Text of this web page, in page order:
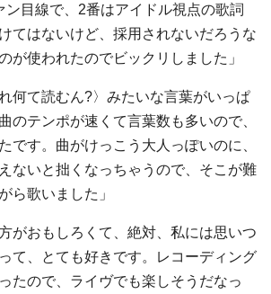
ン目線で、2番はアイドル視点の歌詞
てはないけど、採用されないだろうな
が使われたのでビックリしました」
何て読むん?〉みたいな言葉がいっぱ
のテンポが速くて言葉数も多いので、
です。曲がけっこう大人っぽいのに、
ないと拙くなっちゃうので、そこが難
ら歌いました」
方がおもしろくて、絶対、私には思いつ
て、とても好きです。レコーディング
たので、ライヴでも楽しそうだなっ